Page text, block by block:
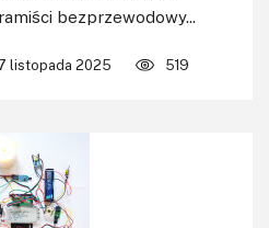
bezprzewodowy...
listopada 2025 519